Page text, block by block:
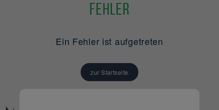
Fehler
Ein Fehler ist aufgetreten
zur Startseite